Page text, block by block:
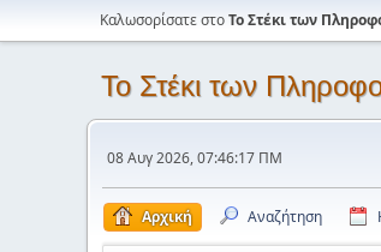
Καλωσορίσατε στοΤο Στέκι των
Το Στέκι των
08 Αυγ 2026, 07:46:17 ΠΜ
Αρχική Αναζήτηση